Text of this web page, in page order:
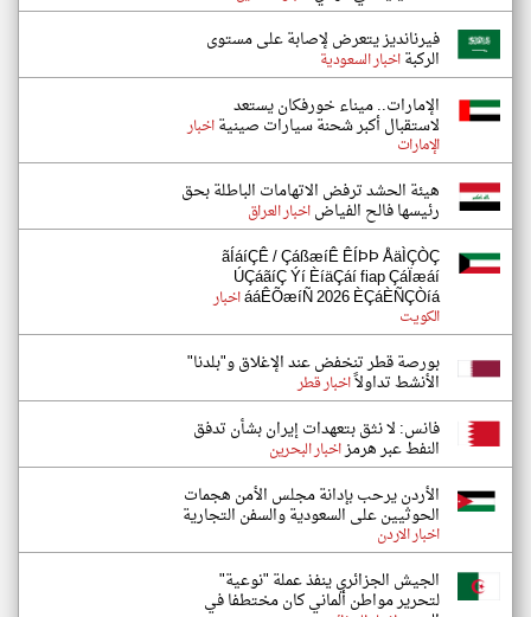
فيرنانديز يتعرض لإصابة على مستوى
الركبةاخبار السعودية
الإمارات.. ميناء خورفكان يستعد
لاستقبال أكبر شحنة سيارات صينيةاخبار
الإمارات
هيئة الحشد ترفض الاتهامات الباطلة بحق
رئيسها فالح الفياضاخبار العراق
ãÍáíÇÊ / ÇáßæíÊ ÊÍÞÞ ÅäÌÇÒÇ
ÚÇáãíÇ Ýí ÈíäÇáí fiap ÇáÏæáí
ááÊÕæíÑ 2026 ÈÇáÈÑÇÒíáاخبار
الكويت
بورصة قطر تنخفض عند الإغلاق و"بلدنا"
الأنشط تداولاًاخبار قطر
فانس: لا نثق بتعهدات إيران بشأن تدفق
النفط عبر هرمزاخبار البحرين
الأردن يرحب بإدانة مجلس الأمن هجمات
الحوثيين على السعودية والسفن التجارية
اخبار الاردن
الجيش الجزائري ينفذ عملة "نوعية"
لتحرير مواطن ألماني كان مختطفا في